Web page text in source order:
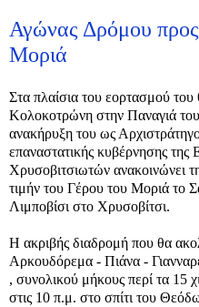
Αγώνας Δρόμου
Μοριά
Στα πλαίσια του εορτασμού
Κολοκοτρώνη στην Παναγιά
ανακήρυξη του ως
επαναστατικής κυβέρνησης
Χρυσοβιτσιωτών ανακοινώνει
τιμήν του Γέρου του Μοριά το
Λιμποβίσι στο Χρυσοβίτσι.
Η ακριβής διαδρομή που θα
Αρκουδόρεμα - Πιάνα -
, συνολικού μήκους περί τα 15
στις 10 π.μ. στο σπίτι του